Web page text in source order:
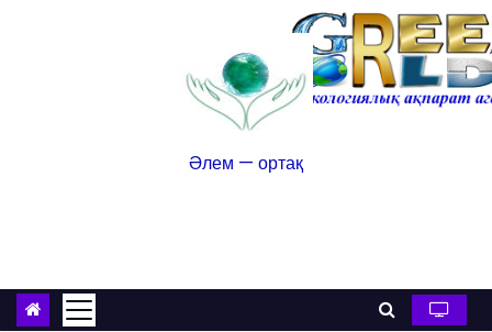
Әлем — ортақ